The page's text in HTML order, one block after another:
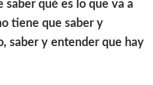
saber qué es lo que va a
tiene que saber y
saber y entender que hay